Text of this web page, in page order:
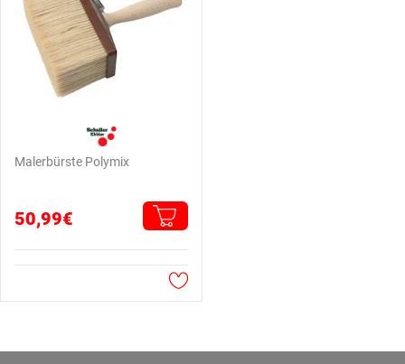
Malerbürste Polymix
50,99€